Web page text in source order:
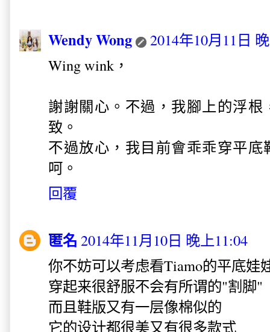
Wendy Wong
2014年10月11日
Wing wink，
謝謝關心。不過，我腳上的浮
致。
不過放心，我目前會乖乖穿平
呵。
回覆
匿名 2014年11月10日 晚上11:04
你不妨可以考虑看Tiamo的平底娃
穿起来很舒服不会有所谓的"割脚"
而且鞋版又有一层像棉似的
它的设计都很美又有很多款式